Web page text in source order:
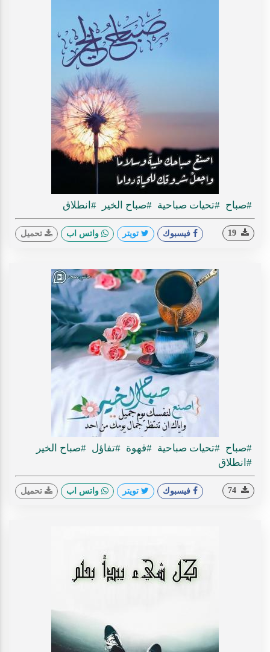
#صباح #تحيات صباحية #صباح الخير #انطلاق
فيسبوك تويتر واتس اب تحميل
#صباح #تحيات صباحية #قهوة #تفاؤل #صباح الخير
#انطلاق
فيسبوك تويتر واتس اب تحميل